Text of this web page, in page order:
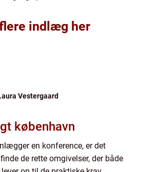
indlæg her
Vestergaard
københavn
en konference, er det
de rette omgivelser, der både